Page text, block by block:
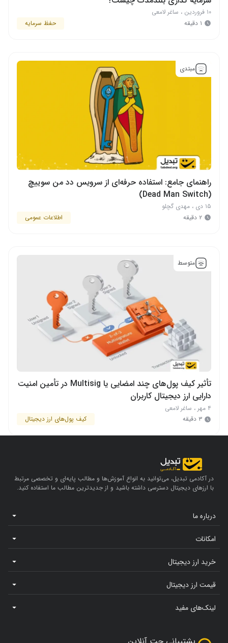
۱۰ فروردین ، ساغر لامعی
۱ دقیقه
حفظ سرمایه
مبتدی
راهنمای جامع: استفاده حرفه‌ای از سرویس دد من سوییچ
(Dead Man Switch)
۱۵ دی ، مهدی گچلو
۲ دقیقه
اطلاعات عمومی
متوسط
تأثیر کیف پول‌های چند امضایی یا Multisig در تأمین امنیت
دارایی ارز دیجیتال کاربران
۴ مهر ، ساغر لامعی
۳ دقیقه
کیف پول‌های ارز دیجیتال
در آکادمی تبدیل، می‌توانید به انواع آموزش‌ها و مطالب پایه‌ای و تخصصی مرتبط
با ارزهای دیجیتال دسترسی داشته باشید و از جدیدترین مطالب ما استفاده کنید.
درباره ما
امکانات
خرید ارز دیجیتال
قیمت ارز دیجیتال
لینک‌های مفید